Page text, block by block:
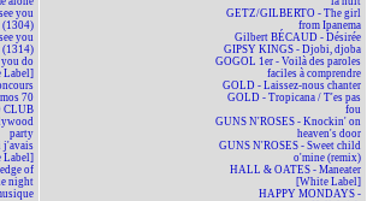
you
(1304)
you
(1314)
do
Label]
70
CLUB
party
j'avais
Label]
of
night
GETZ/GILBERTO - The girl
from Ipanema
Gilbert BÉCAUD - Désirée
GIPSY KINGS - Djobi, djoba
GOGOL 1er - Voilà des paroles
faciles à comprendre
GOLD - Laissez-nous chanter
GOLD - Tropicana / T'es pas
fou
GUNS N'ROSES - Knockin' on
heaven's door
GUNS N'ROSES - Sweet child
o'mine (remix)
HALL & OATES - Maneater
[White Label]
HAPPY MONDAYS -